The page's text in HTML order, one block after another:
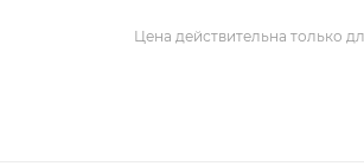
Цена действительна только